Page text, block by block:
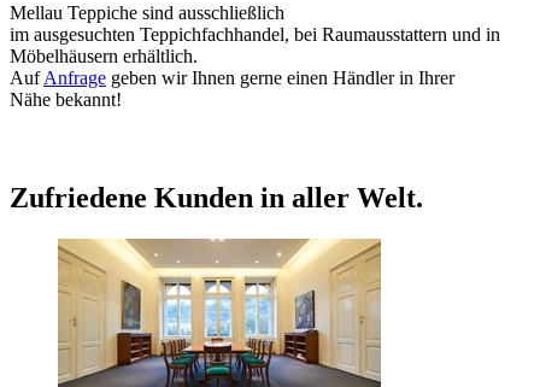
Mellau Teppiche sind ausschließlich
im ausgesuchten Teppichfachhandel, bei Raumausstattern und in
Möbelhäusern erhältlich.
AufAnfrage geben wir Ihnen gerne einen Händler in Ihrer
Nähe bekannt!
Zufriedene Kunden in aller Welt.